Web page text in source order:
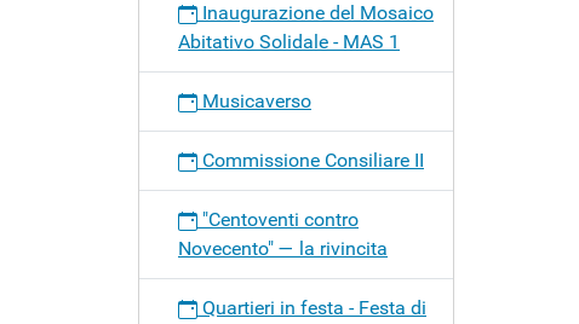
Inaugurazione del Mosaico
Abitativo Solidale - MAS 1
Musicaverso
Commissione Consiliare II
"Centoventi contro
Novecento" — la rivincita
Quartieri in festa - Festa di